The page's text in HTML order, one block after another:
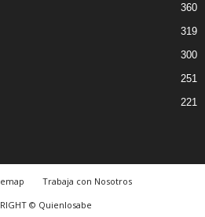
360
319
300
251
221
Trabaja con Nosotros
© Quienlosabe